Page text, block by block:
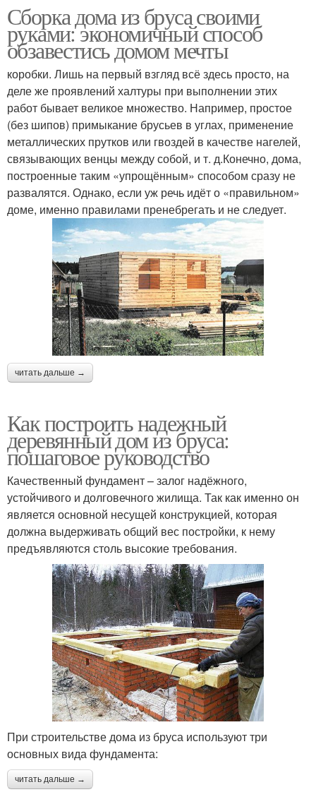
Сборка дома из бруса своими
руками: экономичный способ
обзавестись домом мечты
коробки. Лишь на первый взгляд всё здесь просто, на
деле же проявлений халтуры при выполнении этих
работ бывает великое множество. Например, простое
(без шипов) примыкание брусьев в углах, применение
металлических прутков или гвоздей в качестве нагелей,
связывающих венцы между собой, и т. д.Конечно, дома,
построенные таким «упрощённым» способом сразу не
развалятся. Однако, если уж речь идёт о «правильном»
доме, именно правилами пренебрегать и не следует.
читать дальше →
Как построить надежный
деревянный дом из бруса:
пошаговое руководство
Качественный фундамент – залог надёжного,
устойчивого и долговечного жилища. Так как именно он
является основной несущей конструкцией, которая
должна выдерживать общий вес постройки, к нему
предъявляются столь высокие требования.
При строительстве дома из бруса используют три
основных вида фундамента:
читать дальше →